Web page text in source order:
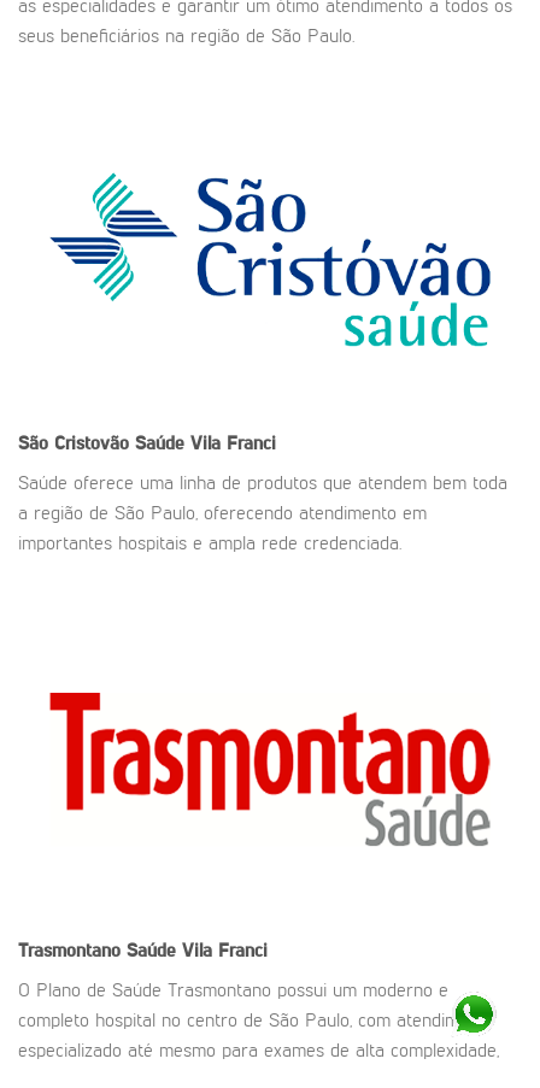
as especialidades e garantir um ótimo atendimento a todos os
seus beneficiários na região de São Paulo.
São Cristovão Saúde Vila Franci
Saúde oferece uma linha de produtos que atendem bem toda
a região de São Paulo, oferecendo atendimento em
importantes hospitais e ampla rede credenciada.
Trasmontano Saúde Vila Franci
O Plano de Saúde Trasmontano possui um moderno e
completo hospital no centro de São Paulo, com atendimento
especializado até mesmo para exames de alta complexidade,